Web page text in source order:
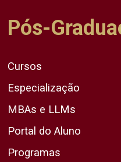
Pós-
Cursos
Especialização
MBAs e LLMs
Portal do Aluno
Programas